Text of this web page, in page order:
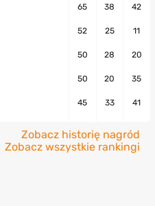
65 38 42
52 25 11
50 28 20
50 20 35
45 33 41
Zobacz historię nagród
Zobacz wszystkie rankingi